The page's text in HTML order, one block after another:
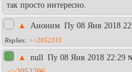
так просто интересно.
▲ Аноним Пy 08 Янв 2018
>>2052315
▲ null Пy 08 Янв 2018 22:29